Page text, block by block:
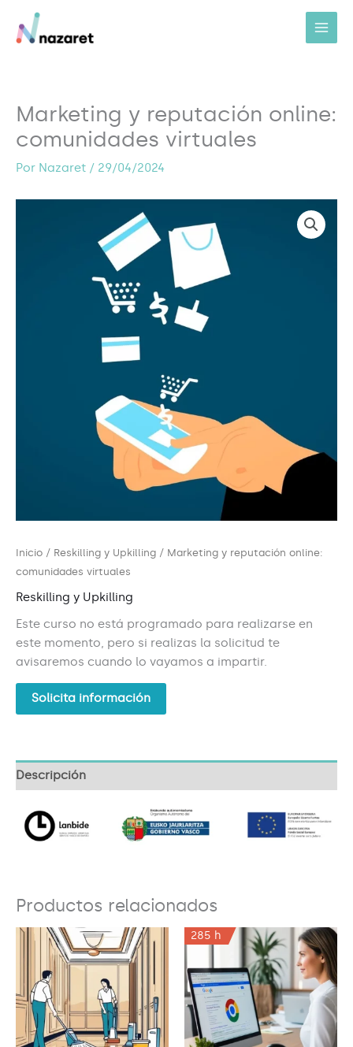
contenido
Marketing y reputación online:
comunidades virtuales
Por Nazaret / 29/04/2024
Inicio / Reskilling y Upkilling / Marketing y reputación online:
comunidades virtuales
Reskilling y Upkilling
Este curso no está programado para realizarse en
este momento, pero si realizas la solicitud te
avisaremos cuando lo vayamos a impartir.
Solicita información
Descripción
Productos relacionados
285 h